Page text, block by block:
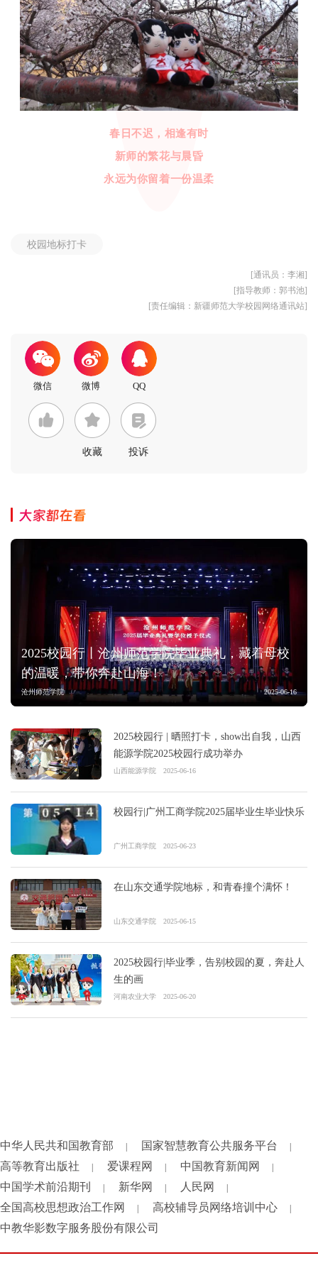
春日不迟，相逢有时
新师的繁花与晨昏
永远为你留着一份温柔
校园地标打卡
[通讯员：李湘]
[指导教师：郭书池]
[责任编辑：新疆师范大学校园网络通讯站]
收藏 投诉
大家都在看
2025校园行丨沧州师范学院毕业典礼，藏着母校
的温暖，带你奔赴山海！
沧州师范学院 2025-06-16
2025校园行 | 晒照打卡，show出自我，山西
能源学院2025校园行成功举办
山西能源学院 2025-06-16
校园行|广州工商学院2025届毕业生毕业快乐
广州工商学院 2025-06-23
在山东交通学院地标，和青春撞个满怀！
山东交通学院 2025-06-15
2025校园行|毕业季，告别校园的夏，奔赴人
生的画
河南农业大学 2025-06-20
中华人民共和国教育部 | 国家智慧教育公共服务平台 |
高等教育出版社 | 爱课程网 | 中国教育新闻网 |
中国学术前沿期刊 | 新华网 | 人民网 |
全国高校思想政治工作网 | 高校辅导员网络培训中心 |
中教华影数字服务股份有限公司